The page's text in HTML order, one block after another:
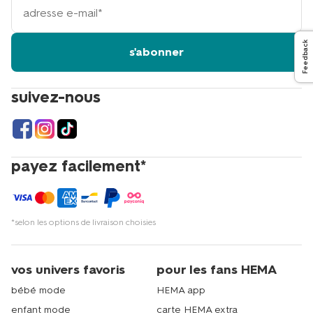
suivez-nous
payez facilement*
*selon les options de livraison choisies
adresse
s'abonner
vos univers favoris
bébé mode
enfant mode
pour les fans HEMA
HEMA app
carte HEMA extra
Feedback